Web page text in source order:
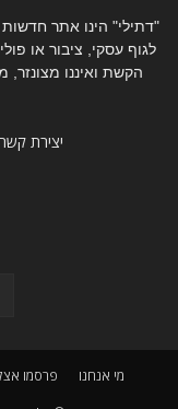
"דתילי" הינו אתר
לגוף עסקי, ציבור או
הקשת ואיננו
יצירת
מי אנחנו פרסמו